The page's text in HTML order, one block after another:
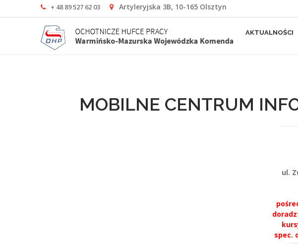
+ 48 89 527 62 03 Artyleryjska 3B, 10-165 Olsztyn
AKTUALNOŚCI
MOBILNE CENTRUM
ul.
spec.